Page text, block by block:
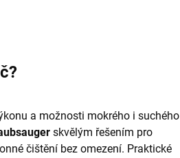
a možnosti mokrého i suchého
skvělým řešením pro
čištění bez omezení. Praktické